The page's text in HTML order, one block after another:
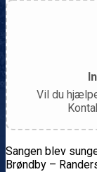
Vil du
Sangen blev
Brøndby –